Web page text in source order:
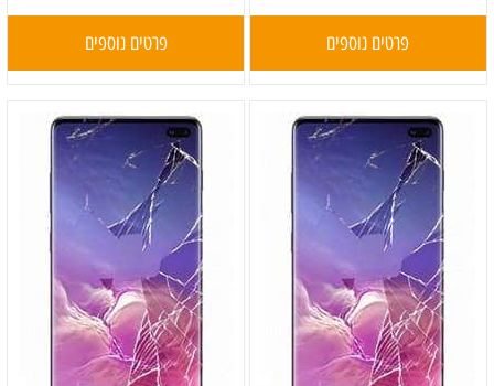
פרטים נוספים פרטים נוספים